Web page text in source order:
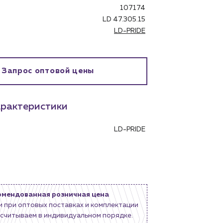
107174
LD 47.305.15
LD-PRIDE
Запрос оптовой цены
LD-PRIDE
розничная цена
при оптовых поставках и комплектации
в индивидуальном порядке.